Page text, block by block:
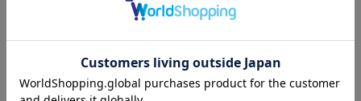
戸時代に伝来し、語学・医学・科学・天文学・物理学・測地学など、
様々な学問ジャンルにおいて、わが国の近代化を大きく促しました。本
どのような影響を与えたのかについて追求します。
※本誌の情報は2016年6月現在のものです。